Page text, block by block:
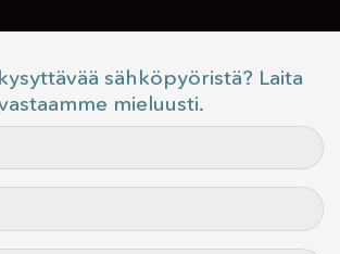
sähköpyöristä? Laita
mieluusti.